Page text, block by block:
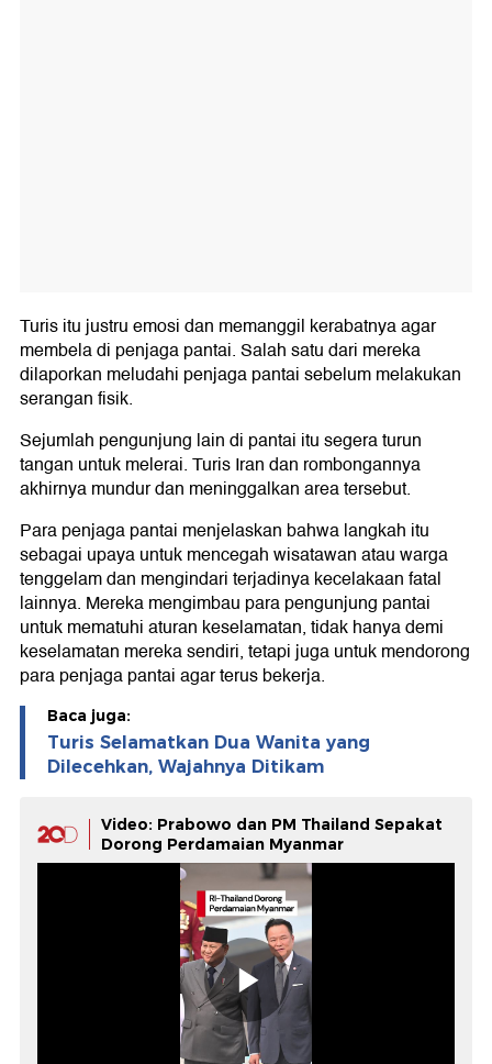
Turis itu justru emosi dan memanggil kerabatnya agar
membela di penjaga pantai. Salah satu dari mereka
dilaporkan meludahi penjaga pantai sebelum melakukan
serangan fisik.
Sejumlah pengunjung lain di pantai itu segera turun
tangan untuk melerai. Turis Iran dan rombongannya
akhirnya mundur dan meninggalkan area tersebut.
Para penjaga pantai menjelaskan bahwa langkah itu
sebagai upaya untuk mencegah wisatawan atau warga
tenggelam dan mengindari terjadinya kecelakaan fatal
lainnya. Mereka mengimbau para pengunjung pantai
untuk mematuhi aturan keselamatan, tidak hanya demi
keselamatan mereka sendiri, tetapi juga untuk mendorong
para penjaga pantai agar terus bekerja.
Baca juga:
Turis Selamatkan Dua Wanita yang
Dilecehkan, Wajahnya Ditikam
Video: Prabowo dan PM Thailand Sepakat
Dorong Perdamaian Myanmar